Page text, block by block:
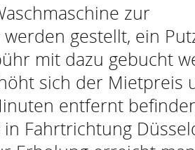
zur
gestellt, ein
mit dazu gebucht
sich der Mietpreis
entfernt
Fahrtrichtung